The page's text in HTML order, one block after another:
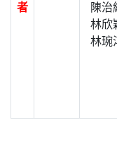
者
陳治
林欣
林琬